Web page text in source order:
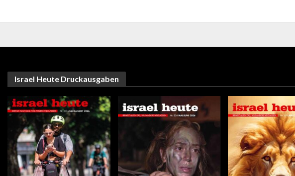
Israel Heute Druckausgaben